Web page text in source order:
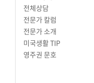
전체상담
전문가 칼럼
전문가 소개
미국생활 TIP
영주권 문호